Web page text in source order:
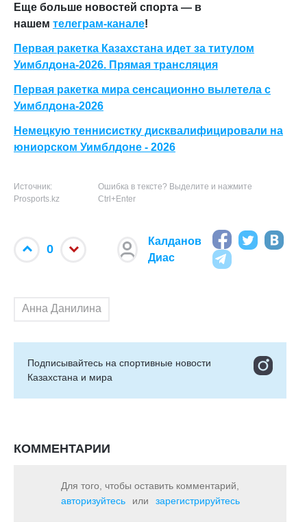
Еще больше новостей спорта — в
нашем телеграм-канале!
Первая ракетка Казахстана идет за титулом
Уимблдона-2026. Прямая трансляция
Первая ракетка мира сенсационно вылетела с
Уимблдона-2026
Немецкую теннисистку дисквалифицировали на
юниорском Уимблдоне - 2026
Источник:
Prosports.kz
Ошибка в тексте? Выделите и нажмите
Ctrl+Enter
0
Калданов
Диас
Анна Данилина
Подписывайтесь на cпортивные новости
Казахстана и мира
КОММЕНТАРИИ
Для того, чтобы оставить комментарий,
авторизуйтесь
или зарегистрируйтесь